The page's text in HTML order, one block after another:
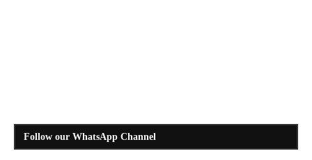
Follow our WhatsApp Channel